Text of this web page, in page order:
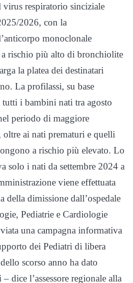
respiratorio sinciziale
2026, con la
monoclonale
rischio più alto di bronchiolite
la platea dei destinatari
La profilassi, su base
tutti i bambini nati tra agosto
periodo di maggiore
ai nati prematuri e quelli
a rischio più elevato. Lo
solo i nati da settembre 2024 a
viene effettuata
della dimissione dall’ospedale
Pediatrie e Cardiologie
una campagna informativa
dei Pediatri di libera
scorso anno ha dato
dice l’assessore regionale alla